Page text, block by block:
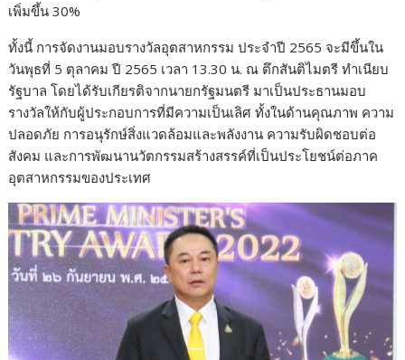
เพิ่มขึ้น 30%
ทั้งนี้ การจัดงานมอบรางวัลอุตสาหกรรม ประจำปี 2565 จะมีขึ้นใน
วันพุธที่ 5 ตุลาคม ปี 2565 เวลา 13.30 น. ณ ตึกสันติไมตรี ทำเนียบ
รัฐบาล โดยได้รับเกียรติจากนายกรัฐมนตรี มาเป็นประธานมอบ
รางวัลให้กับผู้ประกอบการที่มีความเป็นเลิศ ทั้งในด้านคุณภาพ ความ
ปลอดภัย การอนุรักษ์สิ่งแวดล้อมและพลังงาน ความรับผิดชอบต่อ
สังคม และการพัฒนานวัตกรรมสร้างสรรค์ที่เป็นประโยชน์ต่อภาค
อุตสาหกรรมของประเทศ